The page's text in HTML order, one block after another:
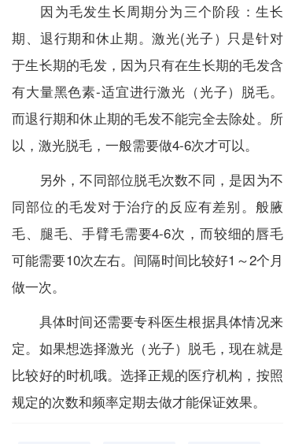
因为毛发生长周期分为三个阶段：生长
期、退行期和休止期。激光(光子）只是针对
于生长期的毛发，因为只有在生长期的毛发含
有大量黑色素-适宜进行激光（光子）脱毛。
而退行期和休止期的毛发不能完全去除处。所
以，激光脱毛，一般需要做4-6次才可以。
另外，不同部位脱毛次数不同，是因为不
同部位的毛发对于治疗的反应有差别。般腋
毛、腿毛、手臂毛需要4-6次，而较细的唇毛
可能需要10次左右。间隔时间比较好1～2个月
做一次。
具体时间还需要专科医生根据具体情况来
定。如果想选择激光（光子）脱毛，现在就是
比较好的时机哦。选择正规的医疗机构，按照
规定的次数和频率定期去做才能保证效果。